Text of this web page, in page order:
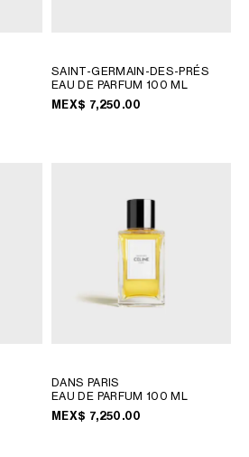
SAINT-GERMAIN-DES-PRÉS
EAU DE PARFUM 100 ML
MEX$ 7,250.00
DANS PARIS
EAU DE PARFUM 100 ML
MEX$ 7,250.00